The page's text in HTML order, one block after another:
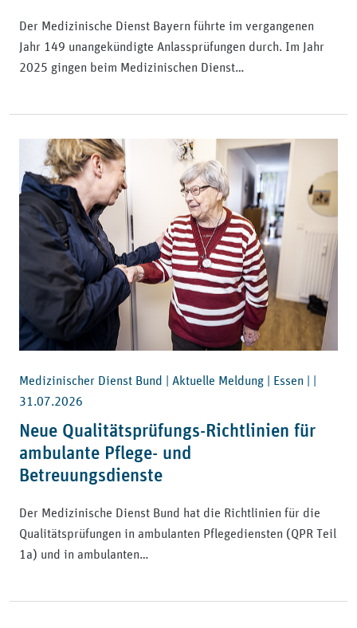
Der Medizinische Dienst Bayern führte im vergangenen
Jahr 149 unangekündigte Anlassprüfungen durch. Im Jahr
2025 gingen beim Medizinischen Dienst…
Medizinischer Dienst Bund | Aktuelle Meldung | Essen | |
31.07.2026
Neue Qualitätsprüfungs-Richtlinien für
ambulante Pflege- und
Betreuungsdienste
Der Medizinische Dienst Bund hat die Richtlinien für die
Qualitätsprüfungen in ambulanten Pflegediensten (QPR Teil
1a) und in ambulanten…